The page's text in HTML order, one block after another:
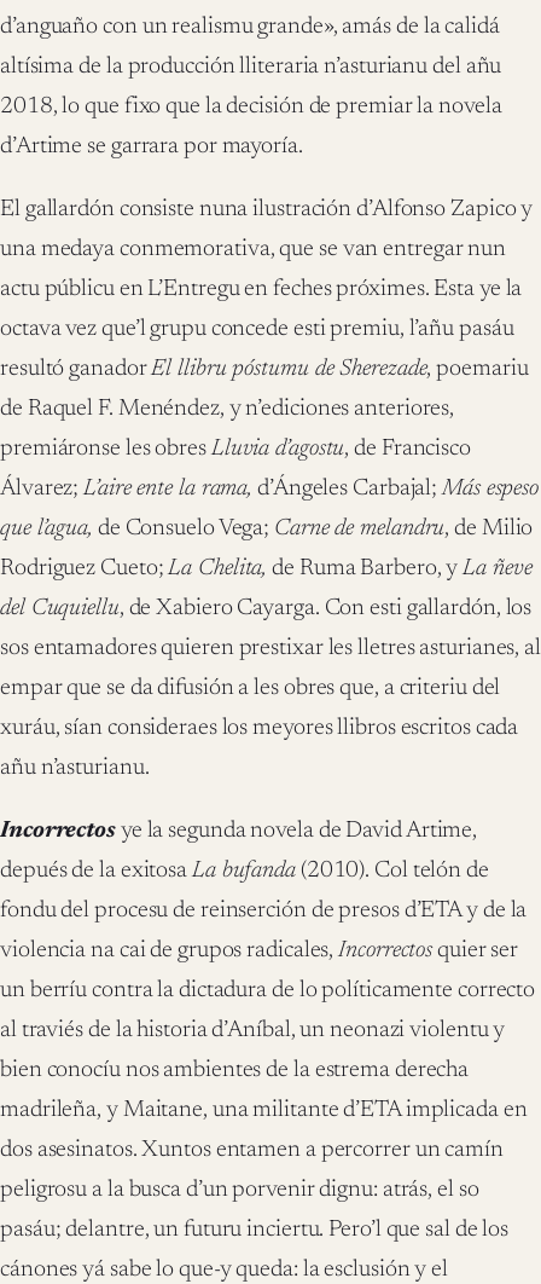
d’anguaño con un realismu grande», amás de la calidá
altísima de la producción lliteraria n’asturianu del añu
2018, lo que fixo que la decisión de premiar la novela
d’Artime se garrara por mayoría.
El gallardón consiste nuna ilustración d’Alfonso Zapico y
una medaya conmemorativa, que se van entregar nun
actu públicu en L’Entregu en feches próximes. Esta ye la
octava vez que’l grupu concede esti premiu, l’añu pasáu
resultó ganadorEl llibru póstumu de Sherezade, poemariu
de Raquel F. Menéndez, y n’ediciones anteriores,
premiáronse les obresLluvia d’agostu, de Francisco
Álvarez;L’aire ente la rama,d’Ángeles Carbajal;Más espeso
que l’agua, de Consuelo Vega; Carne de melandru, de Milio
Rodriguez Cueto;La Chelita, de Ruma Barbero, yLa ñeve
del Cuquiellu, de Xabiero Cayarga. Con esti gallardón, los
sos entamadores quieren prestixar les lletres asturianes, al
empar que se da difusión a les obres que, a criteriu del
xuráu, sían consideraes los meyores llibros escritos cada
añu n’asturianu.
Incorrectosye la segunda novela de David Artime,
depués de la exitosaLa bufanda(2010). Col telón de
fondu del procesu de reinserción de presos d’ETA y de la
violencia na cai de grupos radicales,Incorrectosquier ser
un berríu contra la dictadura de lo políticamente correcto
al traviés de la historia d’Aníbal, un neonazi violentu y
bien conocíu nos ambientes de la estrema derecha
madrileña, y Maitane, una militante d’ETA implicada en
dos asesinatos. Xuntos entamen a percorrer un camín
peligrosu a la busca d’un porvenir dignu: atrás, el so
pasáu; delantre, un futuru inciertu. Pero’l que sal de los
cánones yá sabe lo que-y queda: la esclusión y el